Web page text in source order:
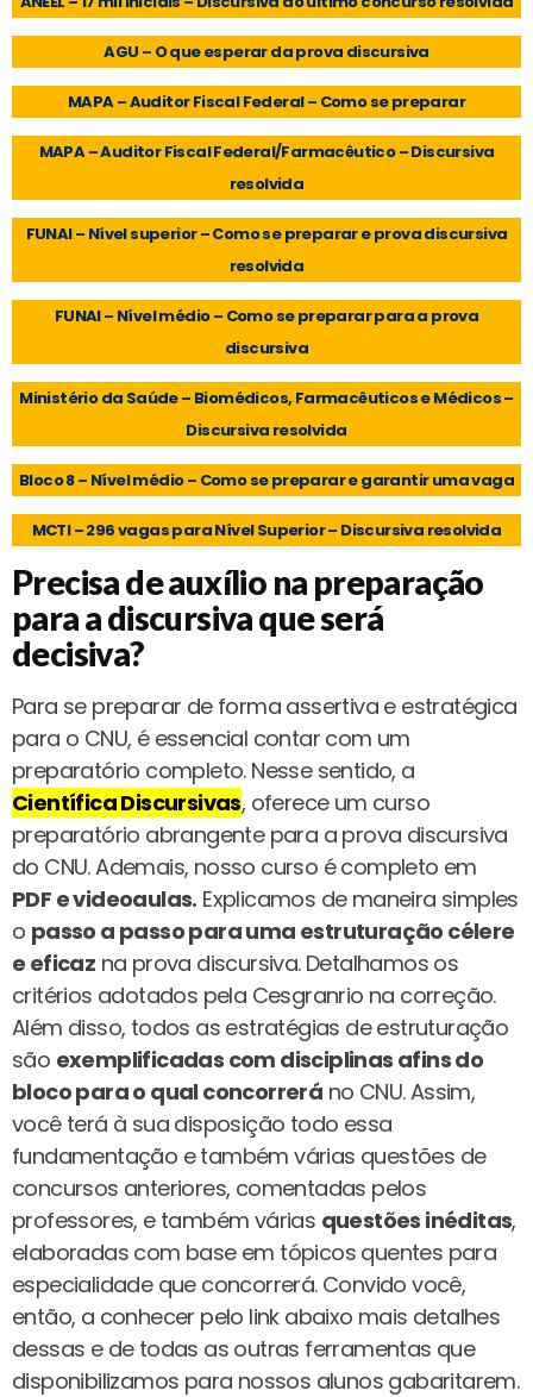
AGU – O que esperar da prova discursiva
MAPA – Auditor Fiscal Federal – Como se preparar
MAPA – Auditor Fiscal Federal/Farmacêutico – Discursiva
resolvida
FUNAI – Nível superior – Como se preparar e prova discursiva
resolvida
FUNAI – Nível médio – Como se preparar para a prova
discursiva
Ministério da Saúde – Biomédicos, Farmacêuticos e Médicos –
Discursiva resolvida
Bloco 8 – Nível médio – Como se preparar e garantir uma vaga
MCTI – 296 vagas para Nível Superior – Discursiva resolvida
Precisa de auxílio na preparação
para a discursiva que será
decisiva?
Para se preparar de forma assertiva e estratégica
para o CNU, é essencial contar com um
preparatório completo. Nesse sentido, a
Científica Discursivas, oferece um curso
preparatório abrangente para a prova discursiva
do CNU. Ademais, nosso curso é completo em
PDF e videoaulas. Explicamos de maneira simples
o passo a passo para uma estruturação célere
e eficaz na prova discursiva. Detalhamos os
critérios adotados pela Cesgranrio na correção.
Além disso, todos as estratégias de estruturação
são exemplificadas com disciplinas afins do
bloco para o qual concorrerá no CNU. Assim,
você terá à sua disposição todo essa
fundamentação e também várias questões de
concursos anteriores, comentadas pelos
professores, e também várias questões inéditas,
elaboradas com base em tópicos quentes para
especialidade que concorrerá. Convido você,
então, a conhecer pelo link abaixo mais detalhes
dessas e de todas as outras ferramentas que
disponibilizamos para nossos alunos gabaritarem.